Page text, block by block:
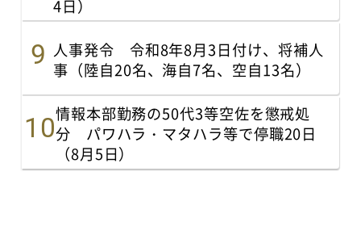
4日）
人事発令 令和8年8月3日付け、将補人
事（陸自20名、海自7名、空自13名）
情報本部勤務の50代3等空佐を懲戒処
分 パワハラ・マタハラ等で停職20日
（8月5日）